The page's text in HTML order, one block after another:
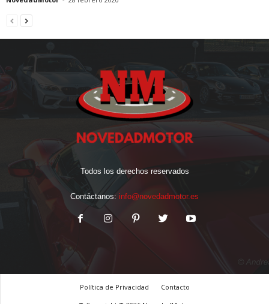
Todos los derechos reservados
Contáctanos: info@novedadmotor.es
Política de Privacidad
Contacto